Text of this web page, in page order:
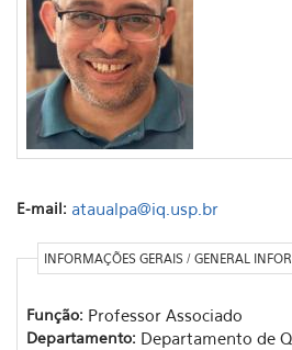
E-mail: ataualpa@iq.usp.br
INFORMAÇÕES GERAIS / GENERAL
Função: Professor Associado
Departamento: Departamento de